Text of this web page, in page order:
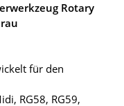
Rotary
für den
RG58, RG59,